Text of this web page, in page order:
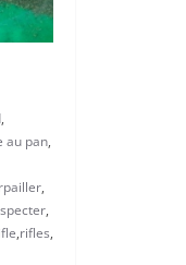
,
au pan,
,
,
,rifles,